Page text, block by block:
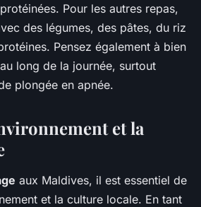
Pour les autres repas,
des légumes, des pâtes, du riz
Pensez également à bien
long de la journée, surtout
plongée en apnée.
et la
aux Maldives, il est essentiel de
et la culture locale. En tant